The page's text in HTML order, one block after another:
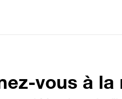
vous à la